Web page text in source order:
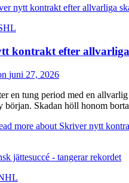
kontrakt efter
juni 27, 2026
en tung period med en allvarlig
början. Skadan höll honom
more about Skriver nytt